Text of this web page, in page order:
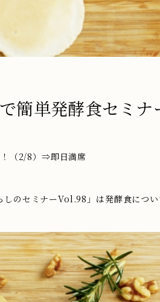
簡単発酵食セミナ
（2/8）⇒即日満席
しのセミナーVol.98」は発酵食につい